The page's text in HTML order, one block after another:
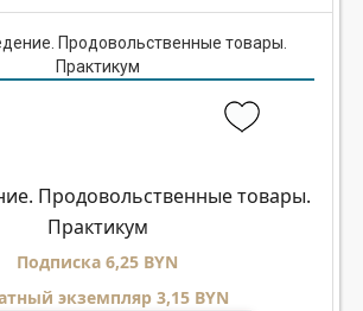
Продовольственные товары.
Практикум
Подписка 6,25 BYN
экземпляр 3,15 BYN